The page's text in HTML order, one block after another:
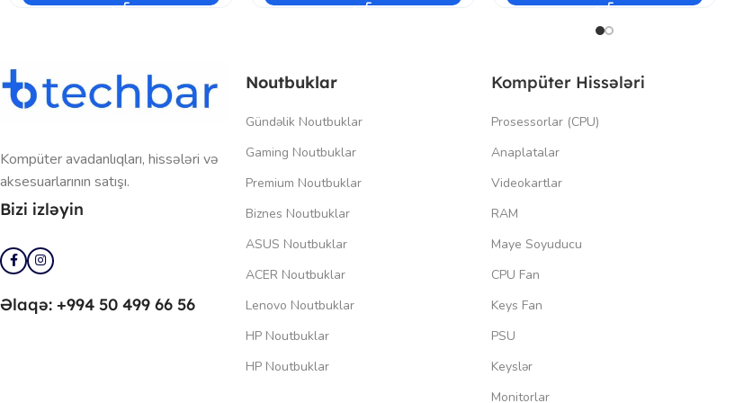
Kompüter avadanlıqları, hissələri və
aksesuarlarının satışı.
Bizi izləyin
Əlaqə: +994 50 499 66 56
Noutbuklar
Gündəlik Noutbuklar
Gaming Noutbuklar
Premium Noutbuklar
Biznes Noutbuklar
ASUS Noutbuklar
ACER Noutbuklar
Lenovo Noutbuklar
HP Noutbuklar
HP Noutbuklar
Kompüter Hissələri
Prosessorlar (CPU)
Anaplatalar
Videokartlar
RAM
Maye Soyuducu
CPU Fan
Keys Fan
PSU
Keyslər
Monitorlar